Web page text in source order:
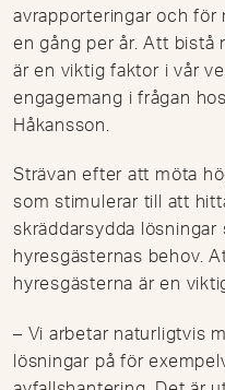
avrapporteringar och
en gång per år. Att
är en viktig faktor i vår
engagemang i frågan
Håkansson.
Strävan efter att möta
som stimulerar till att
skräddarsydda
hyresgästernas behov.
hyresgästerna är en
– Vi arbetar naturligtvis
lösningar på för